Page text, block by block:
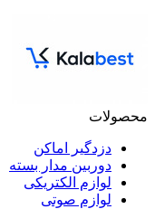
محصولات
دزدگیر اماکن
دوربین مدار بسته
لوازم الکتریکی
لوازم صوتی